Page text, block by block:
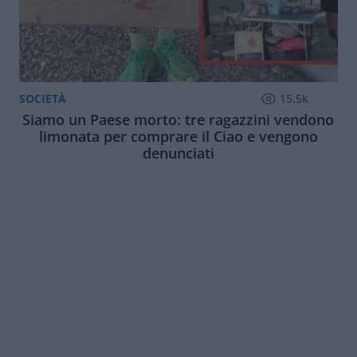
SOCIETÀ 15.5k
Siamo un Paese morto: tre ragazzini vendono
limonata per comprare il Ciao e vengono
denunciati